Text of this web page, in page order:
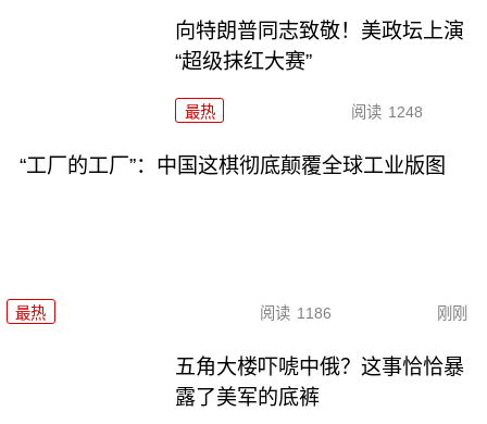
向特朗普同志致敬！美政坛上演
“超级抹红大赛”
最热 阅读 1248
“工厂的工厂”：中国这棋彻底颠覆全球工业版图
最热 阅读 1186 刚刚
五角大楼吓唬中俄？这事恰恰暴
露了美军的底裤